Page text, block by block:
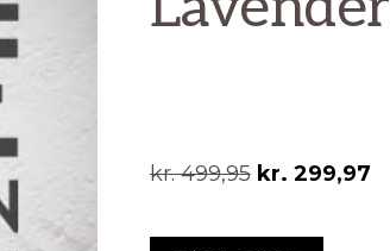
kr.499,95 Den
pris
kr. 299,97